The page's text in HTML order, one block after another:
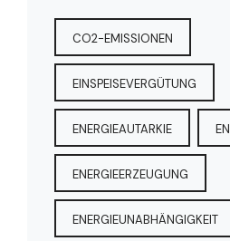
CO2-EMISSIONEN
EINSPEISEVERGÜTUNG
ENERGIEAUTARKIE
ENERGIEERZEUGUNG
ENERGIEUNABHÄNGIGKEIT